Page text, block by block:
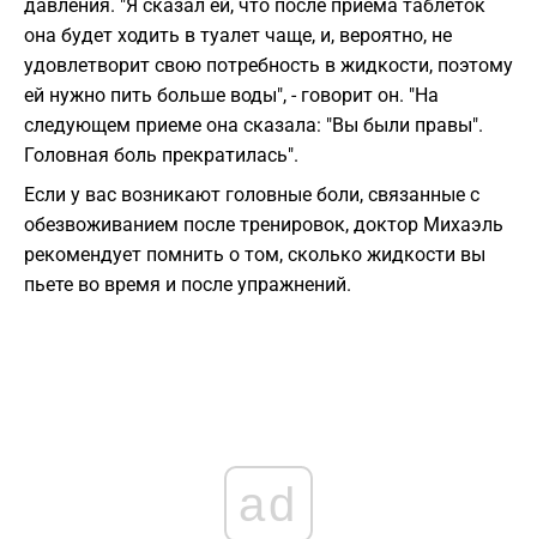
давления. "Я сказал ей, что после приема таблеток
она будет ходить в туалет чаще, и, вероятно, не
удовлетворит свою потребность в жидкости, поэтому
ей нужно пить больше воды", - говорит он. "На
следующем приеме она сказала: "Вы были правы".
Головная боль прекратилась".
Если у вас возникают головные боли, связанные с
обезвоживанием после тренировок, доктор Михаэль
рекомендует помнить о том, сколько жидкости вы
пьете во время и после упражнений.
ad